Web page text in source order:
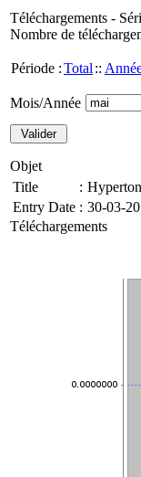
Téléchargements -
Nombre de
Période :Total ::
Mois/Année
Objet
Title
:
Entry Date : 30-03-
Téléchargements